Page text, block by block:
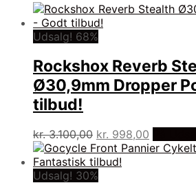
Udsalg! 68%
Rockshox Reverb
Ø30,9mm Dropper
tilbud!
kr.3.100,00 Den
oprindelige
pris
var:
kr. 998,00
aktuelle
Udsalg! 30%